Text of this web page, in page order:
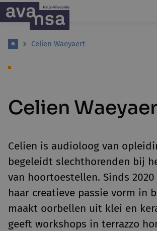
Celien Waeyaert
Celien
Celien is audioloog van
begeleidt slechthorenden bij
van hoortoestellen. Sinds
haar creatieve passie vorm in
maakt oorbellen uit klei en
geeft workshops in terrazzo